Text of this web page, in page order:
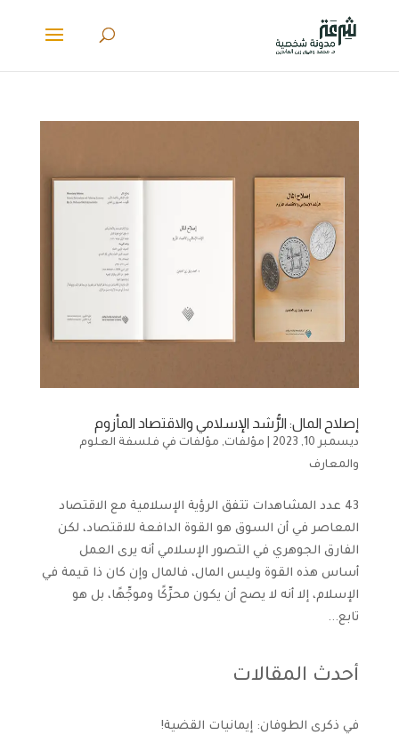
إصلاح المال: الرُّشد الإسلامي والاقتصاد المأزوم
ديسمبر 10, 2023 مؤلفات, مؤلفات في فلسفة العلوم
والمعارف
43 عدد المشاهدات تتفق الرؤية الإسلامية مع الاقتصاد
المعاصر في أن السوق هو القوة الدافعة للاقتصاد، لكن
الفارق الجوهري في التصور الإسلامي أنه يرى العمل
أساس هذه القوة وليس المال، فالمال وإن كان ذا قيمة في
الإسلام، إلا أنه لا يصح أن يكون محرِّكًا وموجِّهًا، بل هو
تابع...
أحدث المقالات
في ذكرى الطوفان: إيمانيات القضية!